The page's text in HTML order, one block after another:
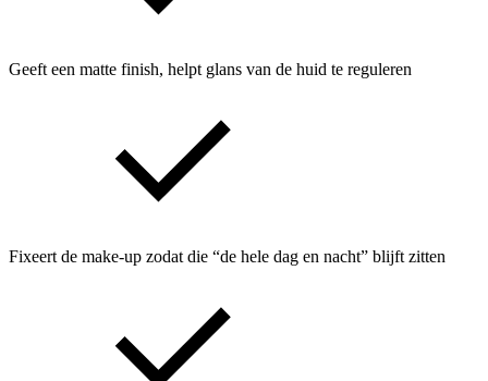
Geeft een matte finish, helpt glans van de huid te reguleren
Fixeert de make-up zodat die “de hele dag en nacht” blijft zitten